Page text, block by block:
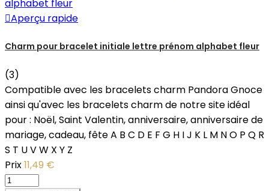
Aperçu rapide
Charm pour bracelet initiale lettre prénom alphabet fleur
(3)
Compatible avec les bracelets charm Pandora Gnoce
ainsi qu'avec les bracelets charm de notre site idéal
pour : Noël, Saint Valentin, anniversaire, anniversaire de
mariage, cadeau, fête A B C D E F G H I J K L M N O P Q R
S T U V W X Y Z
Prix11,49 €